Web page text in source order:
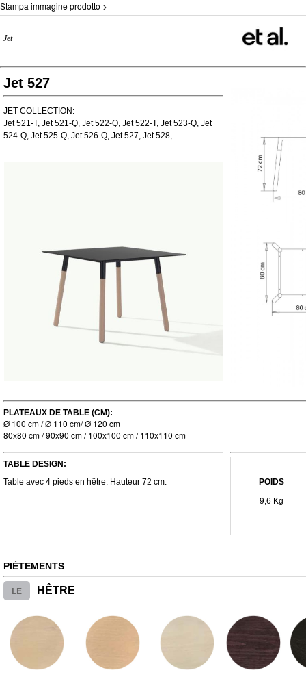
Stampa immagine prodotto >
Jet
Jet 527
JET COLLECTION:
Jet 521-T, Jet 521-Q, Jet 522-Q, Jet 522-T, Jet 523-Q, Jet
524-Q, Jet 525-Q, Jet 526-Q, Jet 527, Jet 528,
PLATEAUX DE TABLE (CM):
Ø 100 cm / Ø 110 cm/ Ø 120 cm
80x80 cm / 90x90 cm / 100x100 cm / 110x110 cm
TABLE DESIGN:
Table avec 4 pieds en hêtre. Hauteur 72 cm.
POIDS
9,6 Kg
PIÈTEMENTS
LE HÊTRE